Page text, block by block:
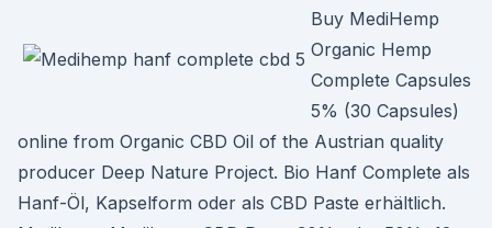
Buy MediHemp
Organic Hemp
Complete Capsules
5% (30 Capsules)
online from Organic CBD Oil of the Austrian quality
producer Deep Nature Project. Bio Hanf Complete als
Hanf-Öl, Kapselform oder als CBD Paste erhältlich.